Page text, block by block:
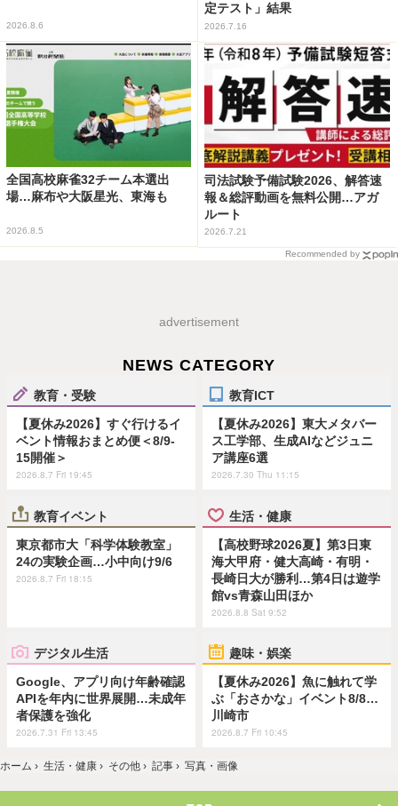
2026.8.6
定テスト」結果
2026.7.16
全国高校麻雀32チーム本選出
場…麻布や大阪星光、東海も
2026.8.5
司法試験予備試験2026、解答速
報＆総評動画を無料公開…アガ
ルート
2026.7.21
Recommended by
advertisement
NEWS CATEGORY
教育・受験
【夏休み2026】すぐ行けるイ
ベント情報おまとめ便＜8/9-
15開催＞
2026.8.7 Fri 19:45
教育ICT
【夏休み2026】東大メタバー
ス工学部、生成AIなどジュニ
ア講座6選
2026.7.30 Thu 11:15
教育イベント
東京都市大「科学体験教室」
24の実験企画…小中向け9/6
2026.8.7 Fri 18:15
生活・健康
【高校野球2026夏】第3日東
海大甲府・健大高崎・有明・
長崎日大が勝利…第4日は遊学
館vs青森山田ほか
2026.8.8 Sat 9:52
デジタル生活
Google、アプリ向け年齢確認
APIを年内に世界展開…未成年
者保護を強化
2026.7.31 Fri 13:45
趣味・娯楽
【夏休み2026】魚に触れて学
ぶ「おさかな」イベント8/8…
川崎市
2026.8.7 Fri 10:45
ホーム › 生活・健康 › その他 › 記事 › 写真・画像